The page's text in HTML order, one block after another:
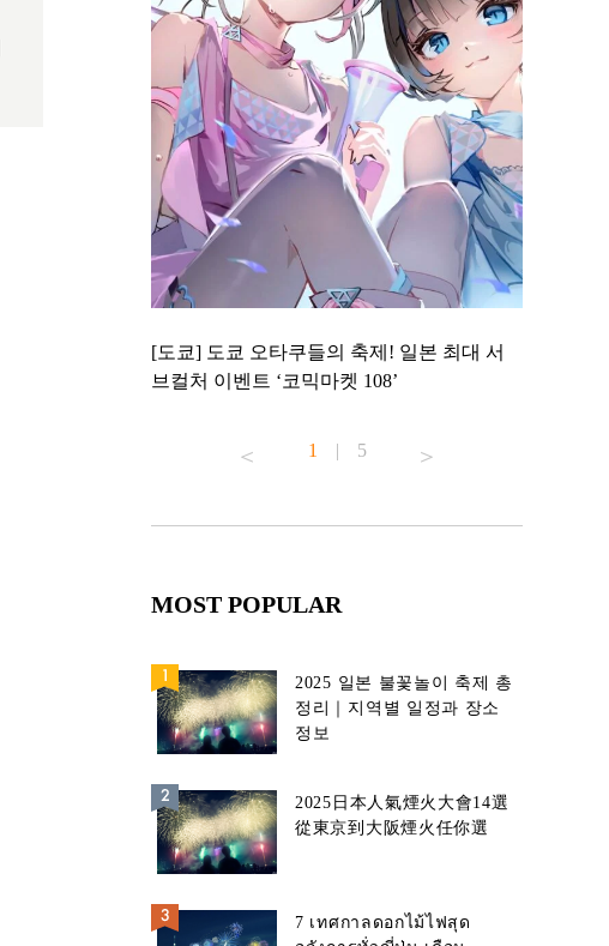
[도쿄] 도쿄 오타쿠들의 축제! 일본 최대 서
브컬처 이벤트 ‘코믹마켓 108’
1 | 5
MOST POPULAR
2025 일본 불꽃놀이 축제 총
정리｜지역별 일정과 장소
정보
2025日本人氣煙火大會14選
從東京到大阪煙火任你選
7 เทศกาลดอกไม้ไฟสุด